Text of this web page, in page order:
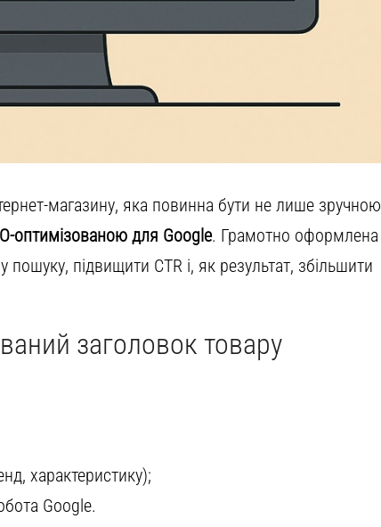
магазину, яка повинна бути не лише зручною
оптимізованою для Google. Грамотно оформлена
підвищити CTR і, як результат, збільшити
заголовок товару
характеристику);
Google.